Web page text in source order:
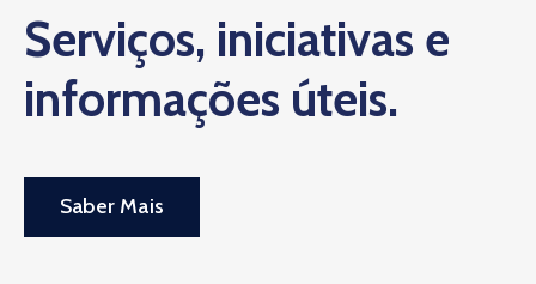
Serviços, iniciativas e
informações úteis.
Saber Mais